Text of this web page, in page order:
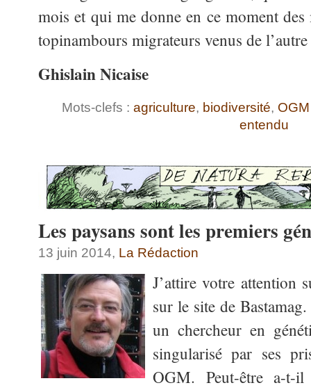
mois et qui me donne en ce moment
topinambours migrateurs venus de l’autre
Ghislain Nicaise
Mots-clefs : agriculture, biodiversité, OGM
entendu
Les paysans sont les premiers
13 juin 2014, La Rédaction
J’attire votre attention
sur le site de
un chercheur en
singularisé par ses
OGM. Peut-être a-